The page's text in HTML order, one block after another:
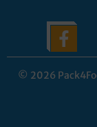
© 2026